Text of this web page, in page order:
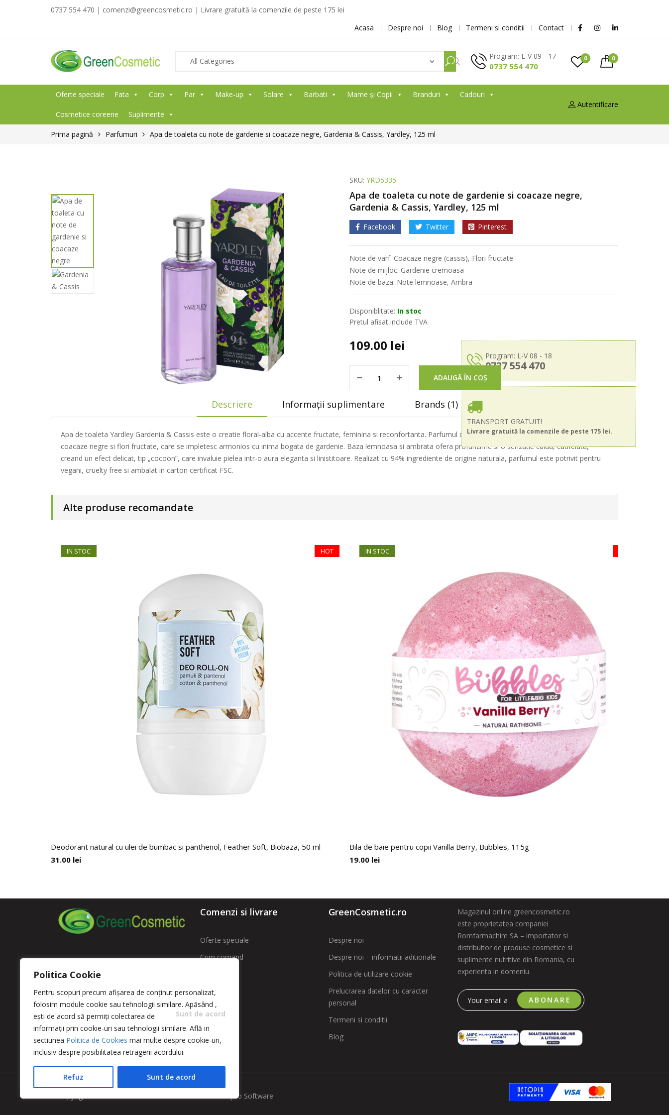
Politica Cookie
Pentru scopuri precum afișarea de conținut personalizat,
folosim module cookie sau tehnologii similare. Apăsând
Sunt de acord
,
ești de acord să permiți colectarea de
informații prin cookie-uri sau tehnologii similare. Află in
sectiunea Politica de Cookies mai multe despre cookie-uri,
inclusiv despre posibilitatea retragerii acordului.
Refuz Sunt de acord
0737 554 470 | comenzi@greencosmetic.ro | Livrare gratuită la comenzile de peste 175 lei
Acasa
Despre noi Blog Termeni si conditii Contact
Program: L-V 09 - 17
0737 554 470
0 0
Oferte speciale Fata Corp Par Make-up Solare Barbati Mame și Copii Branduri Cadouri
Cosmetice coreene Suplimente
Autentificare
Prima pagină Parfumuri Apa de toaleta cu note de gardenie si coacaze negre, Gardenia & Cassis, Yardley, 125 ml
SKU: YRD5335
Apa de toaleta cu note de gardenie si coacaze negre,
Gardenia & Cassis, Yardley, 125 ml
Facebook Twitter Pinterest
Note de varf: Coacaze negre (cassis), Flori fructate
Note de mijloc: Gardenie cremoasa
Note de baza: Note lemnoase, Ambra
Disponiblitate: In stoc
Pretul afisat include TVA
Program: L-V 08 - 18
0737 554 470
TRANSPORT GRATUIT!
Livrare gratuită la comenzile de peste 175 lei.
109.00 lei
ADAUGĂ ÎN COȘ
Descriere Informații suplimentare Brands (1)
Apa de toaleta Yardley Gardenia & Cassis este o creatie floral-alba cu accente fructate, feminina si reconfortanta. Parfumul debuteaza energizant, cu note vibrante de
coacaze negre si flori fructate, care se impletesc armonios cu inima bogata de gardenie. Baza lemnoasa si ambrata ofera profunzime si o senzatie calda, catifelata,
creand un efect delicat, tip „cocoon”, care invaluie pielea intr-o aura eleganta si linistitoare. Realizat cu 94% ingrediente de origine naturala, parfumul este potrivit pentru
vegani, cruelty free si ambalat in carton certificat FSC.
Alte produse recomandate
HOT
IN STOC
Deodorant natural cu ulei de bumbac si panthenol, Feather Soft, Biobaza, 50 ml
31.00 lei
IN STOC
Bila de baie pentru copii Vanilla Berry, Bubbles, 115g
19.00 lei
Negri , Nr. 11 sector 5 – Bucuresti
comenzi@greencosmetic.ro
0213166480 / 0213162760
Comenzi si livrare
Oferte speciale
Cum comand
Contact
ANPC - SAL
ANPC
GreenCosmetic.ro
Despre noi
Despre noi – informatii aditionale
Politica de utilizare cookie
Prelucrarea datelor cu caracter
personal
Termeni si conditii
Blog
Magazinul online greencosmetic.ro
este proprietatea companiei
Romfarmachim SA – importator si
distribuitor de produse cosmetice si
suplimente nutritive din Romania, cu
experienta in domeniu.
ABONARE
Copyright 2023 © Romfarmachim SA. Realizat de Simplio Software